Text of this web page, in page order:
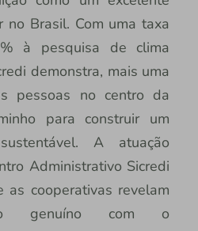
Brasil. Com uma taxa
à pesquisa de clima
demonstra, mais uma
pessoas no centro da
para construir um
A atuação
Administrativo Sicredi
as cooperativas revelam
genuíno com o